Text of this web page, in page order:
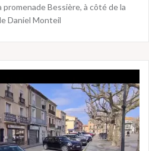
promenade Bessière, à côté de la
Daniel Monteil